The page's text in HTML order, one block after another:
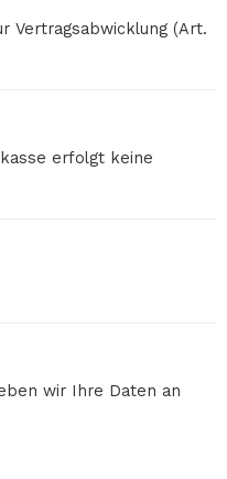
Vertragsabwicklung (Art.
erfolgt keine
wir Ihre Daten an